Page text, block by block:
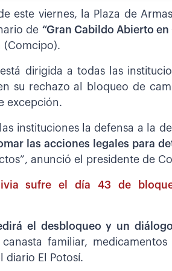
este viernes, la Plaza de
de “Gran Cabildo Abierto
(Comcipo).
dirigida a todas las
su rechazo al bloqueo de
excepción.
instituciones la defensa a la
las acciones legales para
anunció el presidente de
sufre el día 43 de
el desbloqueo y un
familiar,
diario El Potosí.